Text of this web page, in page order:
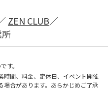
ZEN CLUB
す。
時間、料金、定休日、イベント開催
場合があります。あらかじめご了承